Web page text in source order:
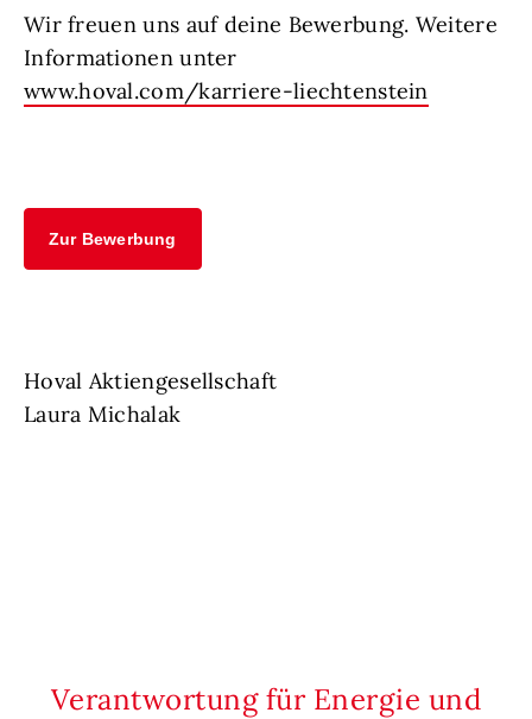
Wir freuen uns auf deine Bewerbung. Weitere
Informationen unter
www.hoval.com/karriere-liechtenstein
Zur Bewerbung
Hoval Aktiengesellschaft
Laura Michalak
Verantwortung für Energie und